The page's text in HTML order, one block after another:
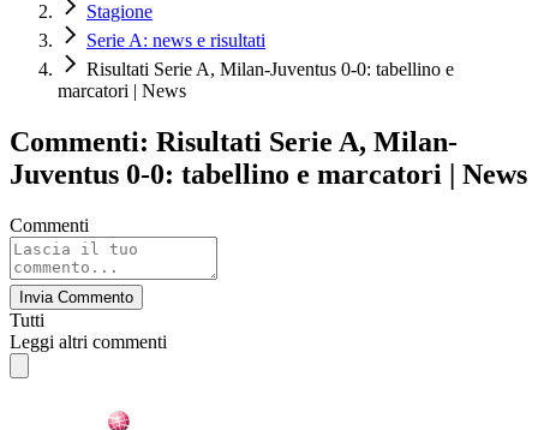
Stagione
Serie A: news e risultati
Risultati Serie A, Milan-Juventus 0-0: tabellino e
marcatori | News
Commenti: Risultati Serie A, Milan-
Juventus 0-0: tabellino e marcatori | News
Commenti
Invia Commento
Tutti
Leggi altri commenti